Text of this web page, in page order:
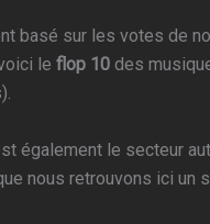
basé sur les votes de
le flop 10 des
également le secteur
nous retrouvons ici un